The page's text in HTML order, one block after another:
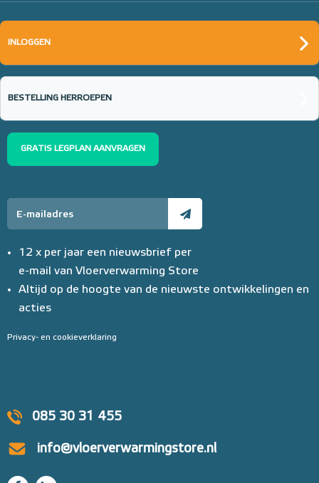
085 30 31 455
info@vloerverwarmingstore.nl
INLOGGEN
BESTELLING HERROEPEN
GRATIS LEGPLAN AANVRAGEN
12 x per jaar een nieuwsbrief per
e-mail van Vloerverwarming Store
Altijd op de hoogte van de nieuwste ontwikkelingen en
acties
Privacy- en cookieverklaring